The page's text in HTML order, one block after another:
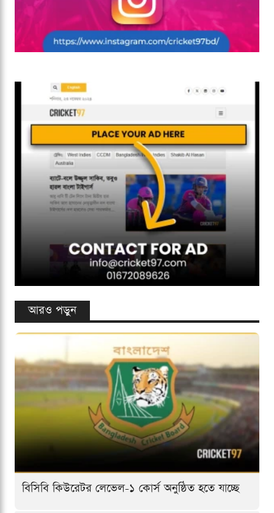
আরও পড়ুন
বিসিবি কিউরেটর লেভেল-১ কোর্স অনুষ্ঠিত হতে যাচ্ছে